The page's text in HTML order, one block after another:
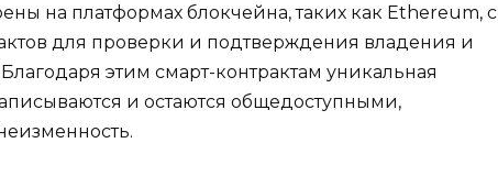
на платформах блокчейна, таких как Ethereum, с
для проверки и подтверждения владения и
этим смарт-контрактам уникальная
и остаются общедоступными,